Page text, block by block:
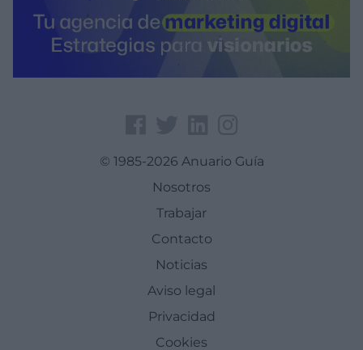
© 1985-2026 Anuario Guía
Nosotros
Trabajar
Contacto
Noticias
Aviso legal
Privacidad
Cookies